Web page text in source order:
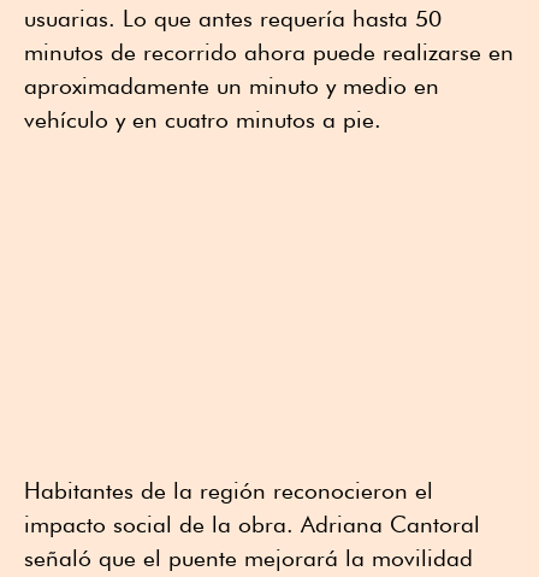
usuarias. Lo que antes requería hasta 50
minutos de recorrido ahora puede realizarse en
aproximadamente un minuto y medio en
vehículo y en cuatro minutos a pie.
Habitantes de la región reconocieron el
impacto social de la obra. Adriana Cantoral
señaló que el puente mejorará la movilidad